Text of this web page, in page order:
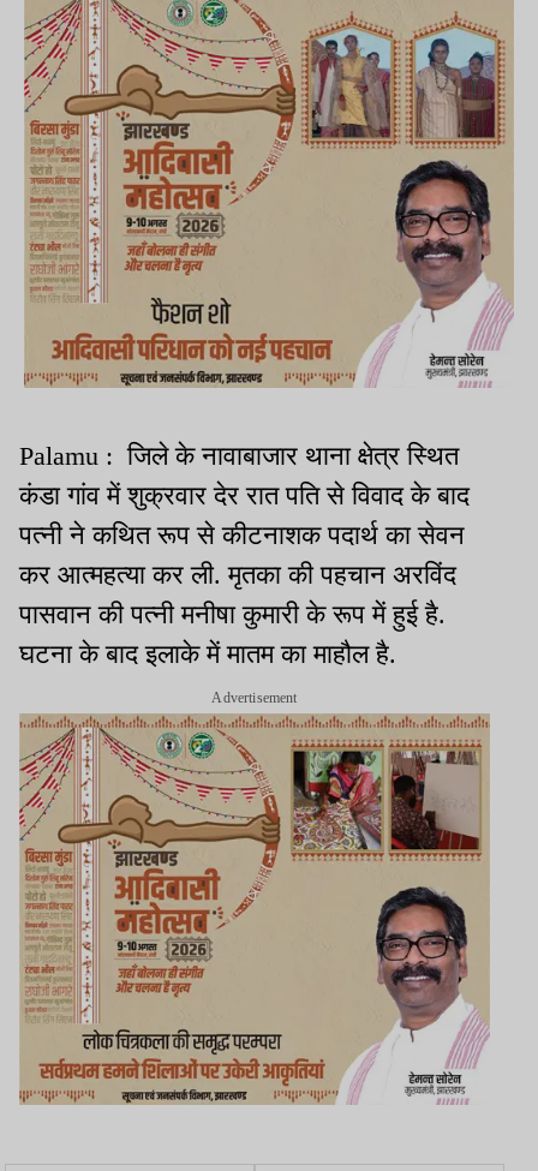
Palamu : जिले के नावाबाजार थाना क्षेत्र स्थित
कंडा गांव में शुक्रवार देर रात पति से विवाद के बाद
पत्नी ने कथित रूप से कीटनाशक पदार्थ का सेवन
कर आत्महत्या कर ली. मृतका की पहचान अरविंद
पासवान की पत्नी मनीषा कुमारी के रूप में हुई है.
घटना के बाद इलाके में मातम का माहौल है.
Advertisement